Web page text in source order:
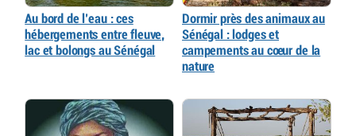
Au bord de l’eau : ces
hébergements entre fleuve,
lac et bolongs au Sénégal
Dormir près des animaux au
Sénégal : lodges et
campements au cœur de la
nature